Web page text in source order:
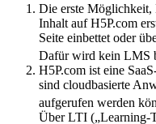
Die erste Möglichkeit,
Inhalt auf H5P.com
Seite einbettet oder
Dafür wird kein LMS
H5P.com ist eine
sind cloudbasierte
aufgerufen werden
Über LTI („Learning-